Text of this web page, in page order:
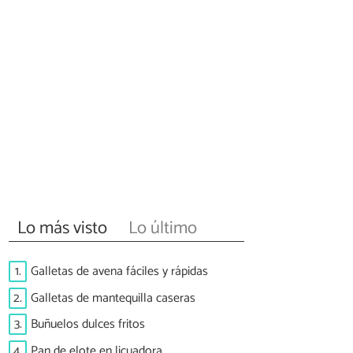
Lo más visto Lo último
1. Galletas de avena fáciles y rápidas
2. Galletas de mantequilla caseras
3. Buñuelos dulces fritos